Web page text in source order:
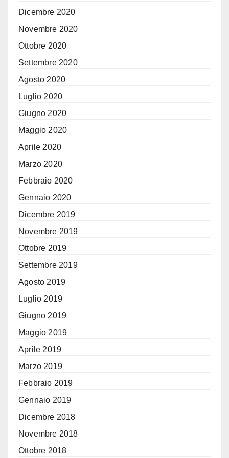
Dicembre 2020
Novembre 2020
Ottobre 2020
Settembre 2020
Agosto 2020
Luglio 2020
Giugno 2020
Maggio 2020
Aprile 2020
Marzo 2020
Febbraio 2020
Gennaio 2020
Dicembre 2019
Novembre 2019
Ottobre 2019
Settembre 2019
Agosto 2019
Luglio 2019
Giugno 2019
Maggio 2019
Aprile 2019
Marzo 2019
Febbraio 2019
Gennaio 2019
Dicembre 2018
Novembre 2018
Ottobre 2018